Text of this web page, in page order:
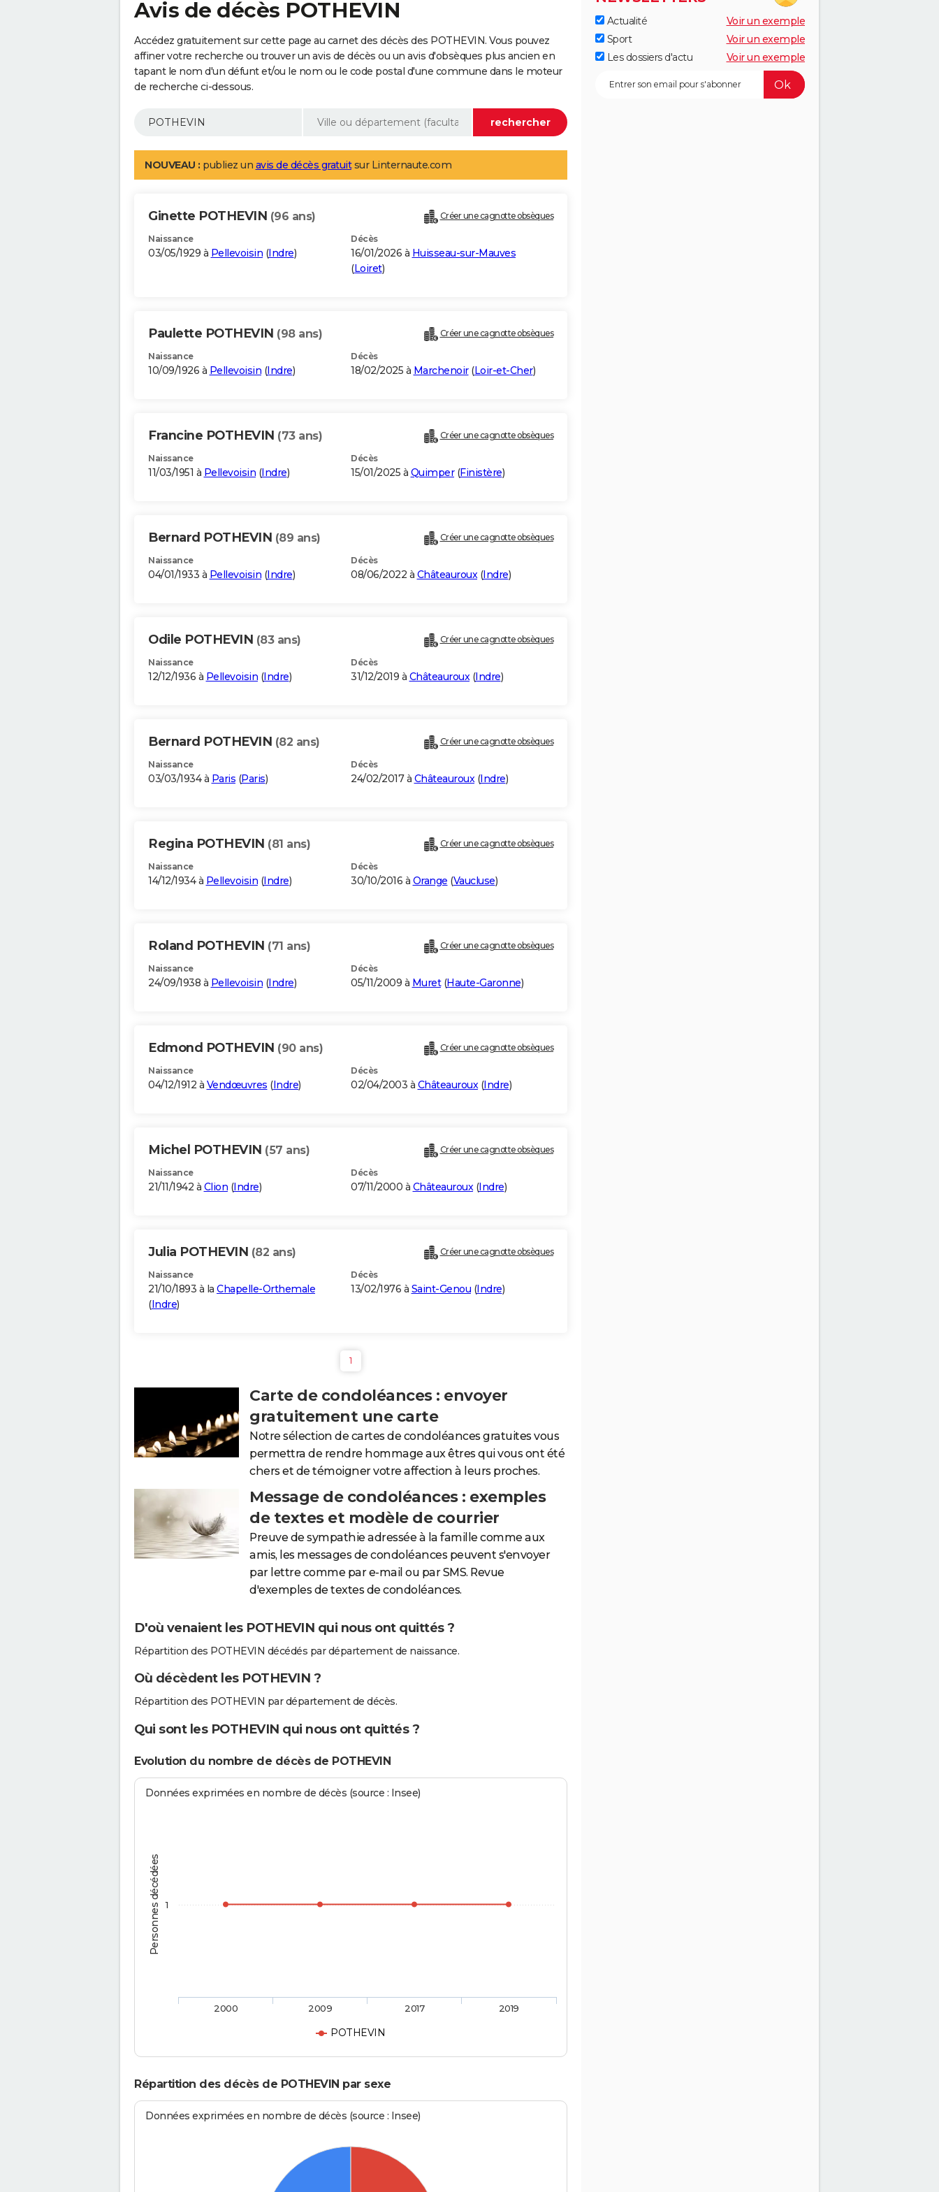
Avis de décès POTHEVIN
Accédez gratuitement sur cette page au carnet des décès des POTHEVIN. Vous pouvez
affiner votre recherche ou trouver un avis de décès ou un avis d'obsèques plus ancien en
tapant le nom d'un défunt et/ou le nom ou le code postal d'une commune dans le moteur
de recherche ci-dessous.
NOUVEAU : publiez un avis de décès gratuitsur Linternaute.com
Ginette POTHEVIN (96 ans) Créer une cagnotte obsèques
Naissance
03/05/1929 à Pellevoisin (Indre)
Décès
16/01/2026 à Huisseau-sur-Mauves
(Loiret)
Paulette POTHEVIN (98 ans) Créer une cagnotte obsèques
Naissance
10/09/1926 à Pellevoisin (Indre)
Décès
18/02/2025 à Marchenoir(Loir-et-Cher)
Francine POTHEVIN (73 ans) Créer une cagnotte obsèques
Naissance
11/03/1951 à Pellevoisin (Indre)
Décès
15/01/2025 à Quimper(Finistère)
Bernard POTHEVIN (89 ans) Créer une cagnotte obsèques
Naissance
04/01/1933 à Pellevoisin (Indre)
Décès
08/06/2022 à Châteauroux(Indre)
Odile POTHEVIN (83 ans) Créer une cagnotte obsèques
Naissance
12/12/1936 à Pellevoisin (Indre)
Décès
31/12/2019 à Châteauroux(Indre)
Bernard POTHEVIN (82 ans) Créer une cagnotte obsèques
Naissance
03/03/1934 à Paris (Paris)
Décès
24/02/2017 à Châteauroux(Indre)
Regina POTHEVIN (81 ans) Créer une cagnotte obsèques
Naissance
14/12/1934 à Pellevoisin (Indre)
Décès
30/10/2016 à Orange (Vaucluse)
Roland POTHEVIN (71 ans) Créer une cagnotte obsèques
Naissance
24/09/1938 à Pellevoisin (Indre)
Décès
05/11/2009 à Muret(Haute-Garonne)
Edmond POTHEVIN (90 ans) Créer une cagnotte obsèques
Naissance
04/12/1912 à Vendœuvres (Indre)
Décès
02/04/2003 à Châteauroux(Indre)
Michel POTHEVIN (57 ans) Créer une cagnotte obsèques
Naissance
21/11/1942 à Clion (Indre)
Décès
07/11/2000 à Châteauroux(Indre)
Julia POTHEVIN (82 ans) Créer une cagnotte obsèques
Naissance
21/10/1893 à la Chapelle-Orthemale
(Indre)
Décès
13/02/1976 à Saint-Genou (Indre)
1
Carte de condoléances : envoyer
gratuitement une carte
Notre sélection de cartes de condoléances gratuites vous
permettra de rendre hommage aux êtres qui vous ont été
chers et de témoigner votre affection à leurs proches.
Message de condoléances : exemples
de textes et modèle de courrier
Preuve de sympathie adressée à la famille comme aux
amis, les messages de condoléances peuvent s'envoyer
par lettre comme par e-mail ou par SMS. Revue
d'exemples de textes de condoléances.
D'où venaient les POTHEVIN qui nous ont quittés ?
Répartition des POTHEVIN décédés par département de naissance.
Où décèdent les POTHEVIN ?
Répartition des POTHEVIN par département de décès.
Qui sont les POTHEVIN qui nous ont quittés ?
Evolution du nombre de décès de POTHEVIN
Personnes décédées
Données exprimées en nombre de décès (source : Insee)
POTHEVIN
2000 2009 2017 2019
1
Répartition des décès de POTHEVIN par sexe
Données exprimées en nombre de décès (source : Insee)
Actualité
Voir un exemple
Sport
Voir un exemple
Les dossiers d'actu
Voir un exemple